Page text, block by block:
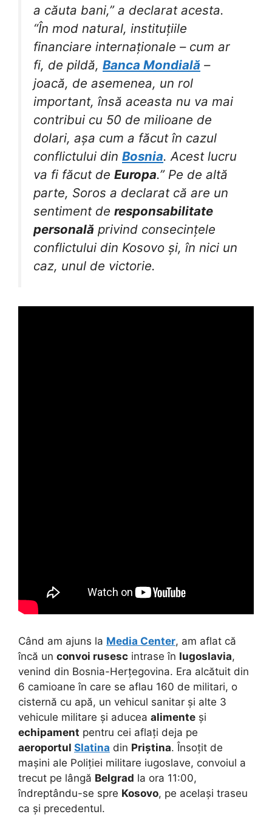
a căuta bani,” a declarat acesta.
“În mod natural, instituțiile
financiare internaționale – cum ar
fi, de pildă, Banca Mondială –
joacă, de asemenea, un rol
important, însă aceasta nu va mai
contribui cu 50 de milioane de
dolari, așa cum a făcut în cazul
conflictului din Bosnia. Acest lucru
va fi făcut de Europa.” Pe de altă
parte, Soros a declarat că are un
sentiment de responsabilitate
personală privind consecințele
conflictului din Kosovo și, în nici un
caz, unul de victorie.
Când am ajuns la Media Center, am aflat că
încă un convoi rusesc intrase în Iugoslavia,
venind din Bosnia-Herțegovina. Era alcătuit din
6 camioane în care se aflau 160 de militari, o
cisternă cu apă, un vehicul sanitar și alte 3
vehicule militare și aducea alimente și
echipament pentru cei aflați deja pe
aeroportul Slatina din Priștina. Însoțit de
mașini ale Poliției militare iugoslave, convoiul a
trecut pe lângă Belgrad la ora 11:00,
îndreptându-se spre Kosovo, pe același traseu
ca și precedentul.